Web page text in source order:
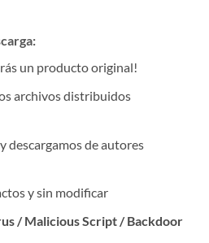
un producto original!
archivos distribuidos
descargamos de autores
y sin modificar
/ Malicious Script / Backdoor